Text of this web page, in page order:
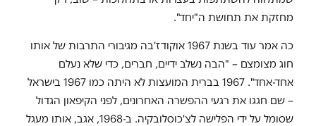
מחזקת את תחושת ה"יחד".
כה אמר עוד בשנת 1967 אוקודז'בה מגיבורי התרבות של אותו
חוג מצומצם – "הבה נשלב ידיים, חברים, כדי שלא נעלם
אחד-אחד". 1967 בברית המועצות לא היתה כמו 1967 בישראל
– שם חגגו את רגעי ההפשרה האחרונים, לפני הקיפאון הגדול
שסומל על ידי הפלישה לצ'כוסלובקיה. ב-1968, אגב, אותו מעגל